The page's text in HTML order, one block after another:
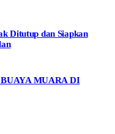
Ditutup dan Siapkan
MUARA DI